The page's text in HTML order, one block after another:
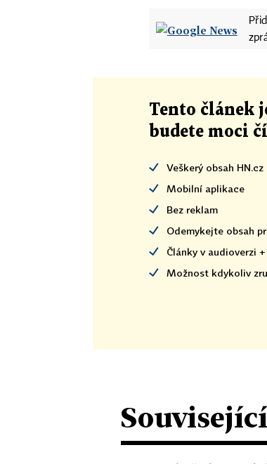
Tento článek
budete moci
Veškerý obsah HN.cz
Mobilní aplikace
Bez reklam
Odemykejte obsah
Články v audioverzi
Možnost kdykoliv